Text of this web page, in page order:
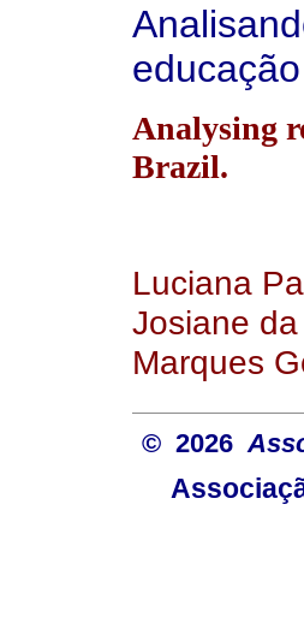
Analysing
Brazil.
Luciana
Josiane
Marques
© 2026